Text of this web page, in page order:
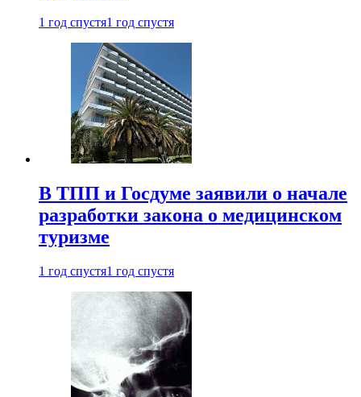
1 год спустя1 год спустя
В ТПП и Госдуме заявили о начале
разработки закона о медицинском
туризме
1 год спустя1 год спустя